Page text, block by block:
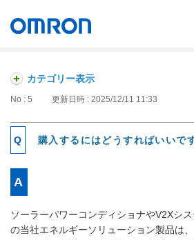
カテゴリー表示
No : 5 更新日時 : 2025/12/11 11:33
購入するにはどうすればいいで
ソーラーパワーコンディショナやV2Xシ
の当社エネルギーソリューション製品は、